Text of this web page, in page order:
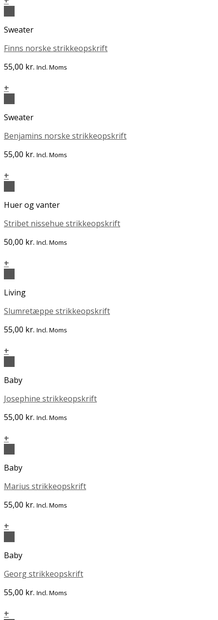
Sweater
Finns norske strikkeopskrift
55,00 kr. Incl. Moms
+
Sweater
Benjamins norske strikkeopskrift
55,00 kr. Incl. Moms
+
Huer og vanter
Stribet nissehue strikkeopskrift
50,00 kr. Incl. Moms
+
Living
Slumretæppe strikkeopskrift
55,00 kr. Incl. Moms
+
Baby
Josephine strikkeopskrift
55,00 kr. Incl. Moms
+
Baby
Marius strikkeopskrift
55,00 kr. Incl. Moms
+
Baby
Georg strikkeopskrift
55,00 kr. Incl. Moms
+